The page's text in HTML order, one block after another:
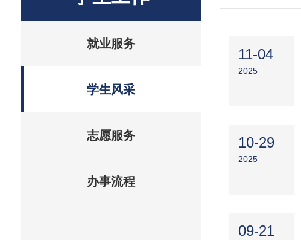
就业服务
学生风采
志愿服务
办事流程
11-04
2025
10-29
2025
09-21